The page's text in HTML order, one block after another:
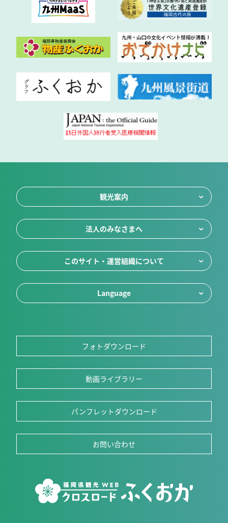
観光案内
法人のみなさまへ
このサイト・運営組織について
Language
フォトダウンロード
動画ライブラリー
パンフレットダウンロード
お問い合わせ